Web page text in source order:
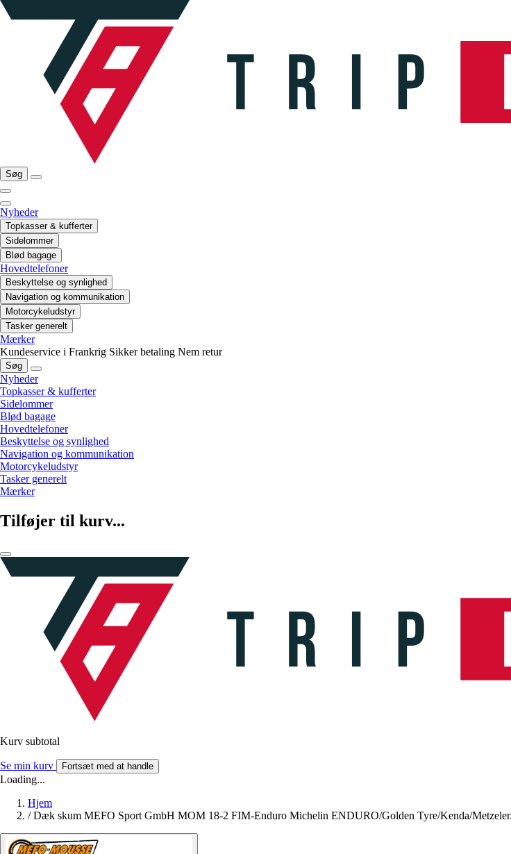
Søg
Nyheder
Topkasser & kufferter
Sidelommer
Blød bagage
Hovedtelefoner
Beskyttelse og synlighed
Navigation og kommunikation
Motorcykeludstyr
Tasker generelt
Mærker
Kundeservice i Frankrig Sikker betaling Nem retur
Søg
Nyheder
Topkasser & kufferter
Sidelommer
Blød bagage
Hovedtelefoner
Beskyttelse og synlighed
Navigation og kommunikation
Motorcykeludstyr
Tasker generelt
Mærker
Tilføjer til kurv...
Kurv subtotal
Se min kurv Fortsæt med at handle
Loading...
Hjem
/ Dæk skum MEFO Sport GmbH MOM 18-2 FIM-Enduro Michelin ENDURO/Golden Tyre/Kenda/